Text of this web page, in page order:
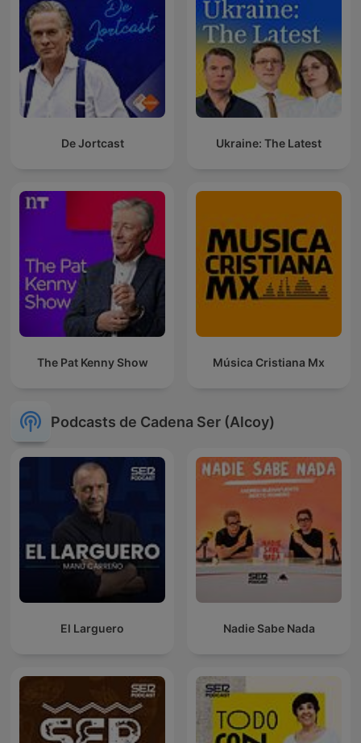
De Jortcast Ukraine: The Latest
The Pat Kenny Show Música Cristiana Mx
Podcasts de Cadena Ser (Alcoy)
El Larguero Nadie Sabe Nada